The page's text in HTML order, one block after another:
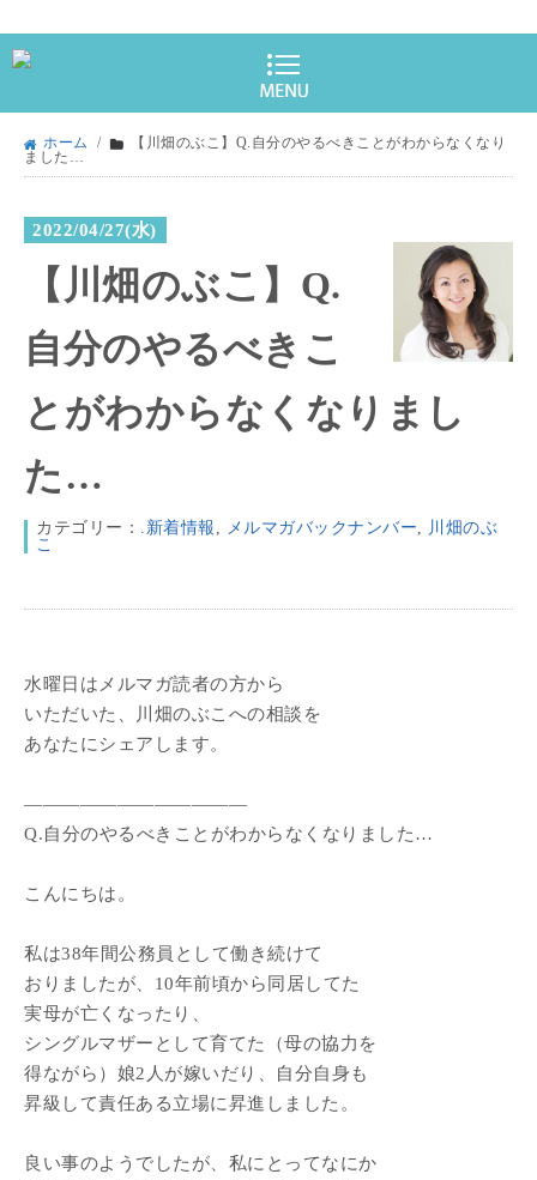
ホーム /
【川畑のぶこ】Q.自分のやるべきことがわからなくなり
ました…
2022/04/27(水)
【川畑のぶこ】Q.
自分のやるべきこ
とがわからなくなりまし
た…
カテゴリー： .新着情報 , メルマガバックナンバー, 川畑のぶ
こ
水曜日はメルマガ読者の方から
いただいた、川畑のぶこへの相談を
あなたにシェアします。
————————————
Q.自分のやるべきことがわからなくなりました…
こんにちは。
私は38年間公務員として働き続けて
おりましたが、10年前頃から同居してた
実母が亡くなったり、
シングルマザーとして育てた（母の協力を
得ながら）娘2人が嫁いだり、自分自身も
昇級して責任ある立場に昇進しました。
良い事のようでしたが、私にとってなにか